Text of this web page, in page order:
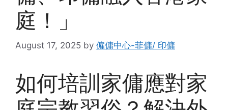
庭！」
August 17, 2025 by 僱傭中心-菲傭/ 印傭
如何培訓家傭應對家